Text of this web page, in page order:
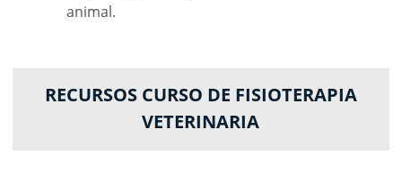
animal.
RECURSOS CURSO DE FISIOTERAPIA
VETERINARIA